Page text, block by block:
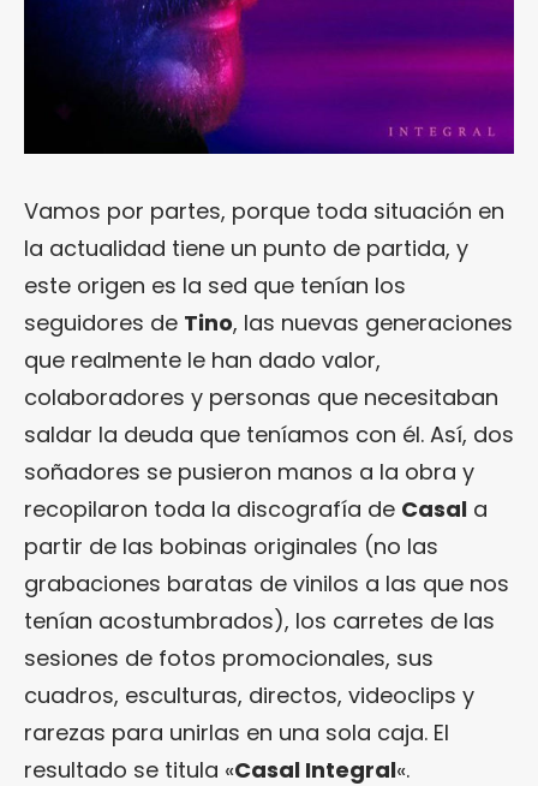
Vamos por partes, porque toda situación en
la actualidad tiene un punto de partida, y
este origen es la sed que tenían los
seguidores de Tino, las nuevas generaciones
que realmente le han dado valor,
colaboradores y personas que necesitaban
saldar la deuda que teníamos con él. Así, dos
soñadores se pusieron manos a la obra y
recopilaron toda la discografía de Casal a
partir de las bobinas originales (no las
grabaciones baratas de vinilos a las que nos
tenían acostumbrados), los carretes de las
sesiones de fotos promocionales, sus
cuadros, esculturas, directos, videoclips y
rarezas para unirlas en una sola caja. El
resultado se titula «Casal Integral«.